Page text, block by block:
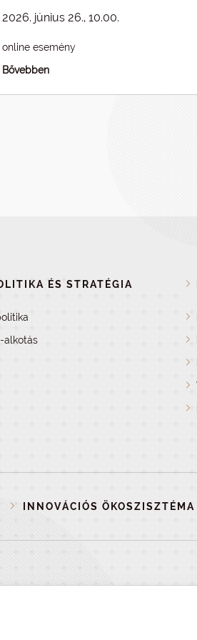
- ELMARAD
2026. június 26., 10.00.
online esemény
Bővebben
ÉS STRATÉGIA
alkotás
INNOVÁCIÓS ÖKOSZISZTÉMA